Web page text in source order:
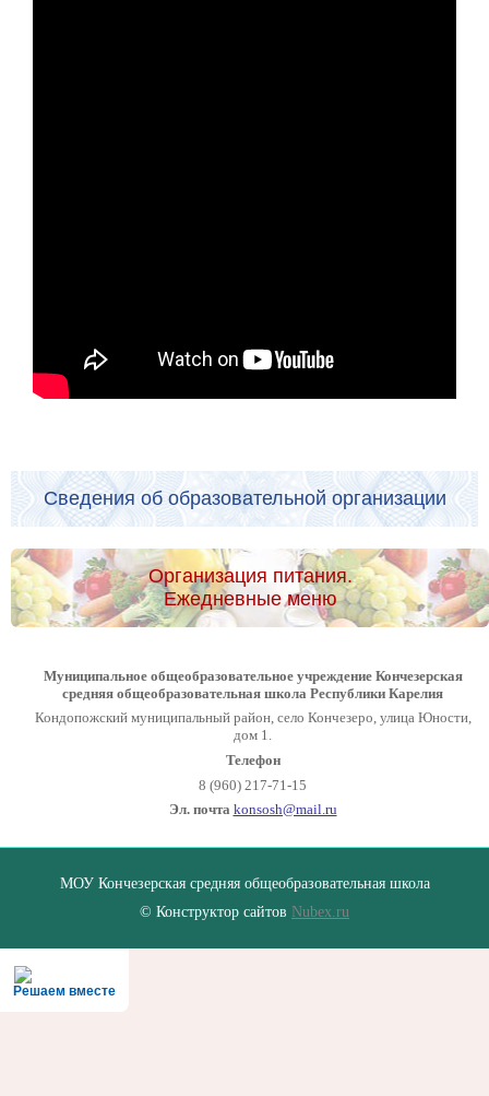
Сведения об образовательной организации
Организация питания.
Ежедневные меню
Муниципальное общеобразовательное учреждение Кончезерская
средняя общеобразовательная школа Республики Карелия
Кондопожский муниципальный район, село Кончезеро, улица Юности,
дом 1.
Телефон
8 (960) 217-71-15
Эл. почта konsosh@mail.ru
МОУ Кончезерская средняя общеобразовательная школа
© Конструктор сайтов Nubex.ru
Решаем вместе